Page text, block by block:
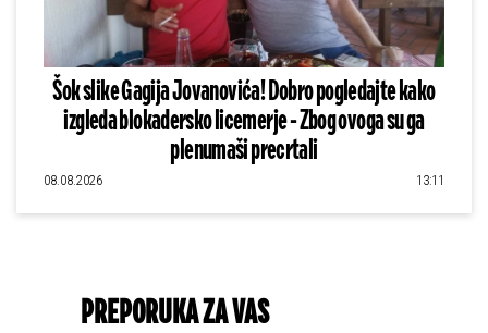
Šok slike Gagija Jovanovića! Dobro pogledajte kako
izgleda blokadersko licemerje - Zbog ovoga su ga
plenumaši precrtali
08.08.2026 13:11
PREPORUKA ZA VAS